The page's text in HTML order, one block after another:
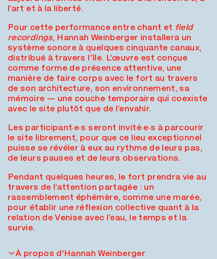
l’art et à la liberté.
Pour cette performance entre chant et field
recordings, Hannah Weinberger installera un
système sonore à quelques cinquante canaux,
distribué à travers l’île. L’œuvre est conçue
comme forme de présence attentive, une
manière de faire corps avec le fort au travers
de son architecture, son environnement, sa
mémoire — une couche temporaire qui coexiste
avec le site plutôt que de l’envahir.
Les participant·e·s seront invité·e·s à parcourir
le site librement, pour que ce lieu exceptionnel
puisse se révéler à eux au rythme de leurs pas,
de leurs pauses et de leurs observations.
Pendant quelques heures, le fort prendra vie au
travers de l’attention partagée : un
rassemblement éphémère, comme une marée,
pour établir une réflexion collective quant à la
relation de Venise avec l’eau, le temps et la
survie.
À propos d'Hannah Weinberger